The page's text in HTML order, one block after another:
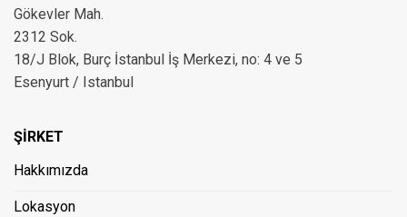
Gökevler Mah.
2312 Sok.
18/J Blok, Burç İstanbul İş Merkezi, no: 4 ve 5
Esenyurt / Istanbul
ŞİRKET
Hakkımızda
Lokasyon